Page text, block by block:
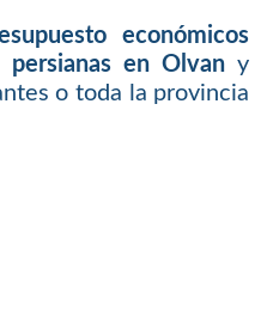
económicos
en Olvan y
o toda la provincia